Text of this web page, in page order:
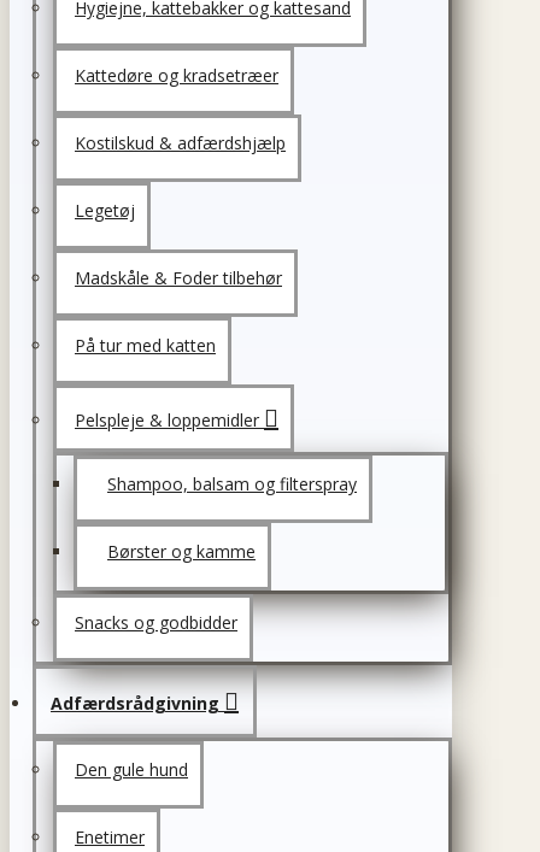
Hygiejne, kattebakker og kattesand
Kattedøre og kradsetræer
Kostilskud & adfærdshjælp
Legetøj
Madskåle & Foder tilbehør
På tur med katten
Pelspleje & loppemidler
Shampoo, balsam og filterspray
Børster og kamme
Snacks og godbidder
Adfærdsrådgivning
Den gule hund
Enetimer